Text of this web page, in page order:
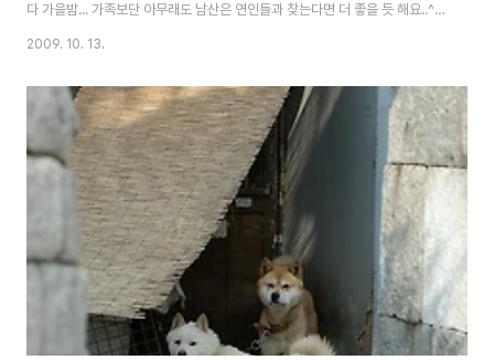
다 가을밤... 가족보단 아무래도 남산은 연인들과 찾는다면 더 좋을 듯 해요..^^
붉게 물든 하늘과 이제 조명이 켜지는 서울시내 모습이 잘 어울립니다. 아주 한
의 서울야경을 훤하게 내려다보고 왔답니다
2009. 10. 13.